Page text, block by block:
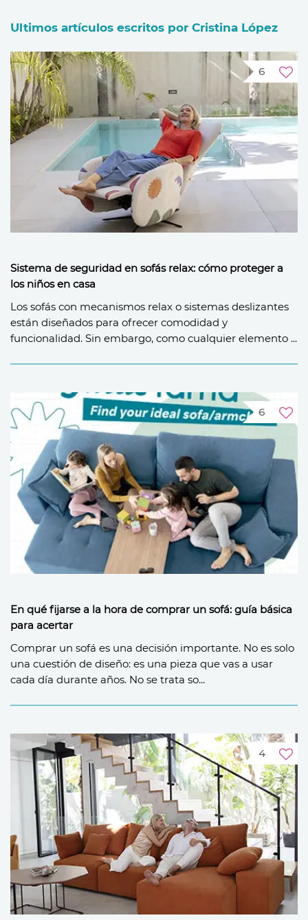
Ultimos artículos escritos por Cristina López
6
Sistema de seguridad en sofás relax: cómo proteger a
los niños en casa
Los sofás con mecanismos relax o sistemas deslizantes
están diseñados para ofrecer comodidad y
funcionalidad. Sin embargo, como cualquier elemento ...
6
En qué fijarse a la hora de comprar un sofá: guía básica
para acertar
Comprar un sofá es una decisión importante. No es solo
una cuestión de diseño: es una pieza que vas a usar
cada día durante años. No se trata so...
4